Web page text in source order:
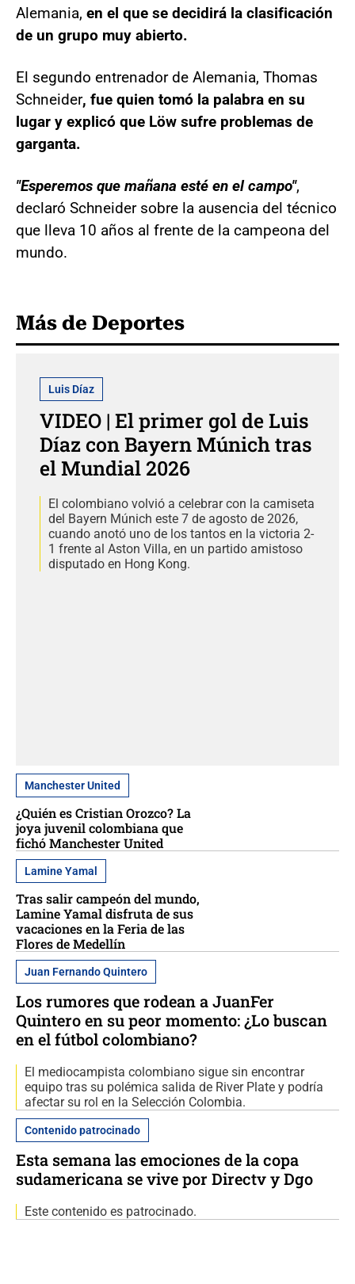
Alemania, en el que se decidirá la clasificación
de un grupo muy abierto.
El segundo entrenador de Alemania, Thomas
Schneider, fue quien tomó la palabra en su
lugar y explicó que Löw sufre problemas de
garganta.
"Esperemos que mañana esté en el campo",
declaró Schneider sobre la ausencia del técnico
que lleva 10 años al frente de la campeona del
mundo.
Más de Deportes
Luis Díaz
VIDEO | El primer gol de Luis
Díaz con Bayern Múnich tras
el Mundial 2026
El colombiano volvió a celebrar con la camiseta
del Bayern Múnich este 7 de agosto de 2026,
cuando anotó uno de los tantos en la victoria 2-
1 frente al Aston Villa, en un partido amistoso
disputado en Hong Kong.
Manchester United
¿Quién es Cristian Orozco? La
joya juvenil colombiana que
fichó Manchester United
Lamine Yamal
Tras salir campeón del mundo,
Lamine Yamal disfruta de sus
vacaciones en la Feria de las
Flores de Medellín
Juan Fernando Quintero
Los rumores que rodean a JuanFer
Quintero en su peor momento: ¿Lo buscan
en el fútbol colombiano?
El mediocampista colombiano sigue sin encontrar
equipo tras su polémica salida de River Plate y podría
afectar su rol en la Selección Colombia.
Contenido patrocinado
Esta semana las emociones de la copa
sudamericana se vive por Directv y Dgo
Este contenido es patrocinado.